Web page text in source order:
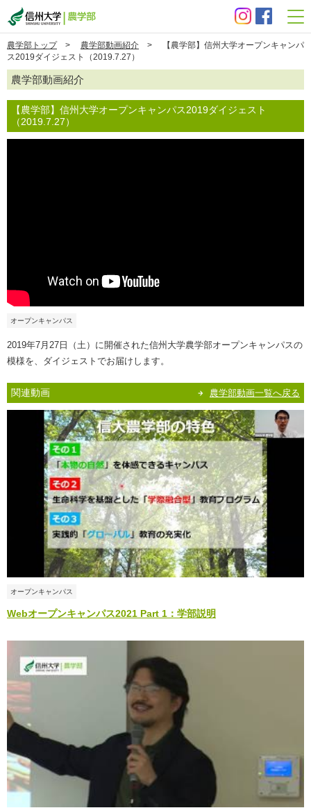
農学部トップ> 農学部動画紹介 > 【農学部】信州大学オープンキャンパ
ス2019ダイジェスト（2019.7.27）
農学部動画紹介
【農学部】信州大学オープンキャンパス2019ダイジェスト
（2019.7.27）
オープンキャンパス
2019年7月27日（土）に開催された信州大学農学部オープンキャンパスの
模様を、ダイジェストでお届けします。
関連動画 農学部動画一覧へ戻る
オープンキャンパス
Webオープンキャンパス2021 Part 1：学部説明